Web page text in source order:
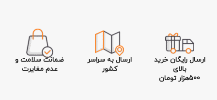
ارسال رایگان خرید
بالای
500هزار تومان
ارسال به سراسر
کشور
ضمانت سلامت و
عدم مغایرت